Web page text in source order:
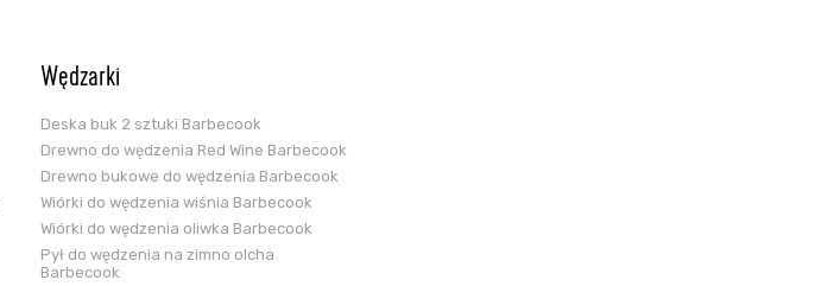
Wędzarki
Deska buk 2 sztuki Barbecook
Drewno do wędzenia Red Wine Barbecook
Drewno bukowe do wędzenia Barbecook
Wiórki do wędzenia wiśnia Barbecook
Wiórki do wędzenia oliwka Barbecook
Pył do wędzenia na zimno olcha
Barbecook